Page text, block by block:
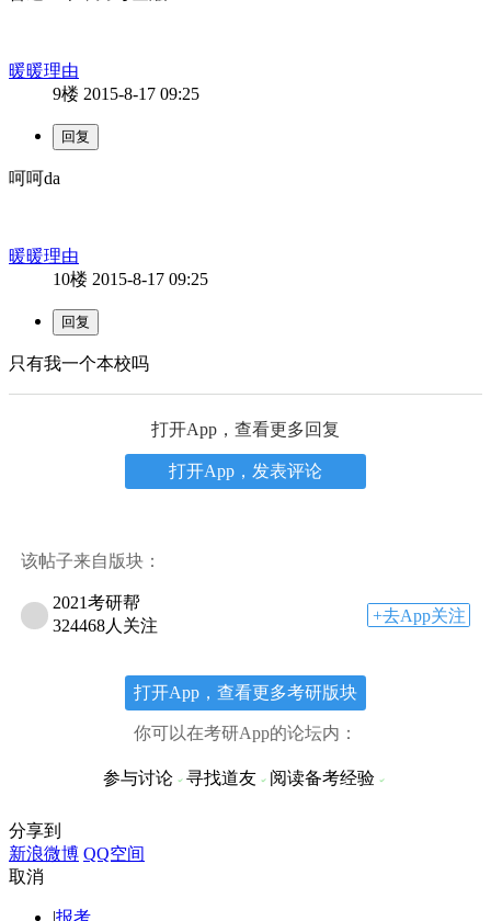
暖暖理由
9楼 2015-8-17 09:25
呵呵da
暖暖理由
10楼 2015-8-17 09:25
只有我一个本校吗
打开App，查看更多回复
打开App，发表评论
该帖子来自版块：
2021考研帮
324468人关注
+去App关注
打开App，查看更多考研版块
你可以在考研App的论坛内：
参与讨论 寻找道友 阅读备考经验
分享到
新浪微博 QQ空间
取消